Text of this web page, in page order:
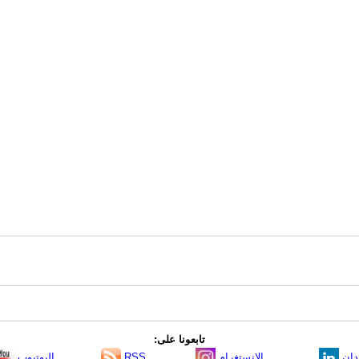
تابعونا على: